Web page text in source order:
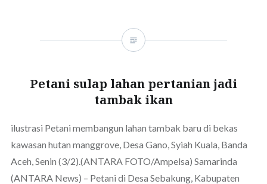
Petani sulap lahan pertanian jadi
tambak ikan
ilustrasi Petani membangun lahan tambak baru di bekas
kawasan hutan manggrove, Desa Gano, Syiah Kuala, Banda
Aceh, Senin (3/2).(ANTARA FOTO/Ampelsa) Samarinda
(ANTARA News) – Petani di Desa Sebakung, Kabupaten